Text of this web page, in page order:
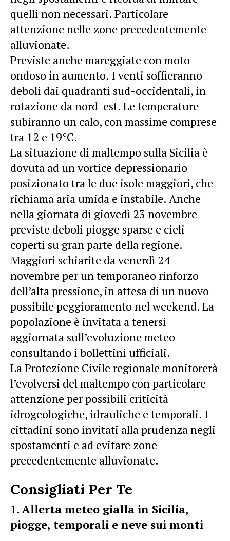
quelli non necessari. Particolare
attenzione nelle zone precedentemente
alluvionate.
Previste anche mareggiate con moto
ondoso in aumento. I venti soffieranno
deboli dai quadranti sud-occidentali, in
rotazione da nord-est. Le temperature
subiranno un calo, con massime comprese
tra 12 e 19°C.
La situazione di maltempo sulla Sicilia è
dovuta ad un vortice depressionario
posizionato tra le due isole maggiori, che
richiama aria umida e instabile. Anche
nella giornata di giovedì 23 novembre
previste deboli piogge sparse e cieli
coperti su gran parte della regione.
Maggiori schiarite da venerdì 24
novembre per un temporaneo rinforzo
dell’alta pressione, in attesa di un nuovo
possibile peggioramento nel weekend. La
popolazione è invitata a tenersi
aggiornata sull’evoluzione meteo
consultando i bollettini ufficiali.
La Protezione Civile regionale monitorerà
l’evolversi del maltempo con particolare
attenzione per possibili criticità
idrogeologiche, idrauliche e temporali. I
cittadini sono invitati alla prudenza negli
spostamenti e ad evitare zone
precedentemente alluvionate.
Consigliati Per Te
Allerta meteo gialla in Sicilia,
piogge, temporali e neve sui monti